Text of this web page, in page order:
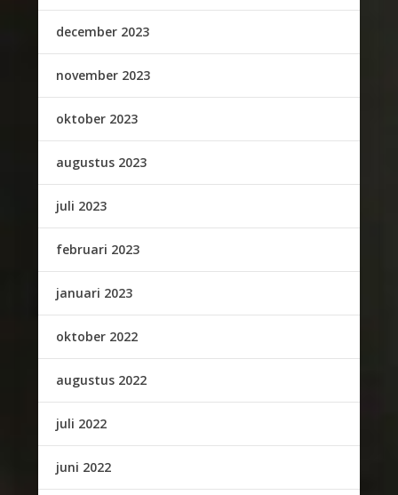
december 2023
november 2023
oktober 2023
augustus 2023
juli 2023
februari 2023
januari 2023
oktober 2022
augustus 2022
juli 2022
juni 2022